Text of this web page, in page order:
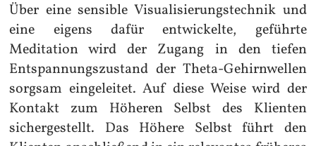
Über eine sensible Visualisierungstechnik und
eine eigens dafür entwickelte, geführte
Meditation wird der Zugang in den tiefen
Entspannungszustand der Theta-Gehirnwellen
sorgsam eingeleitet. Auf diese Weise wird der
Kontakt zum Höheren Selbst des Klienten
sichergestellt. Das Höhere Selbst führt den